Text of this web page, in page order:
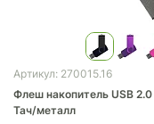
Артикул: 270015.16
Флеш накопитель USB
Тач/металл